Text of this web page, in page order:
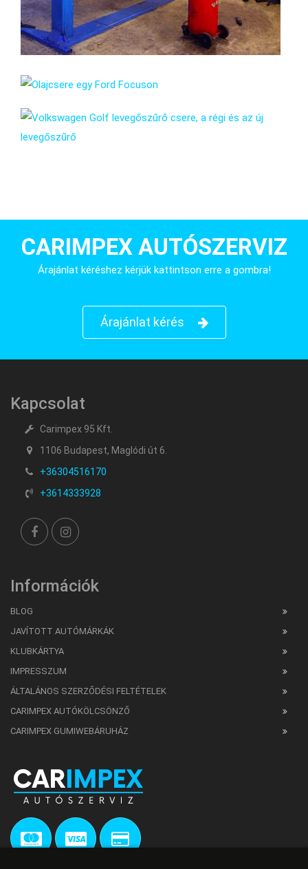
CARIMPEX AUTÓSZERVIZ
Árajánlat kéréshez kérjük kattintson erre a gombra!
Árajánlat kérés
Kapcsolat
Carimpex 95 Kft.
1106 Budapest, Maglódi út 6.
+36304516170
+3614333928
Információk
BLOG
JAVÍTOTT AUTÓMÁRKÁK
KLUBKÁRTYA
IMPRESSZUM
ÁLTALÁNOS SZERZŐDÉSI FELTÉTELEK
CARIMPEX AUTÓKÖLCSÖNZŐ
CARIMPEX GUMIWEBÁRUHÁZ